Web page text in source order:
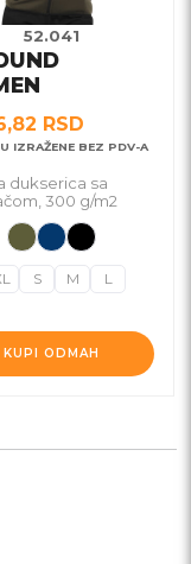
52.041
RSD
IZRAŽENE BEZ PDV-A
dukserica sa
300 g/m2
KUPI ODMAH
S M L